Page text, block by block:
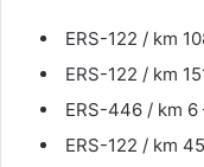
ERS-122 / km
ERS-122 / km
ERS-446 / km
ERS-122 / km